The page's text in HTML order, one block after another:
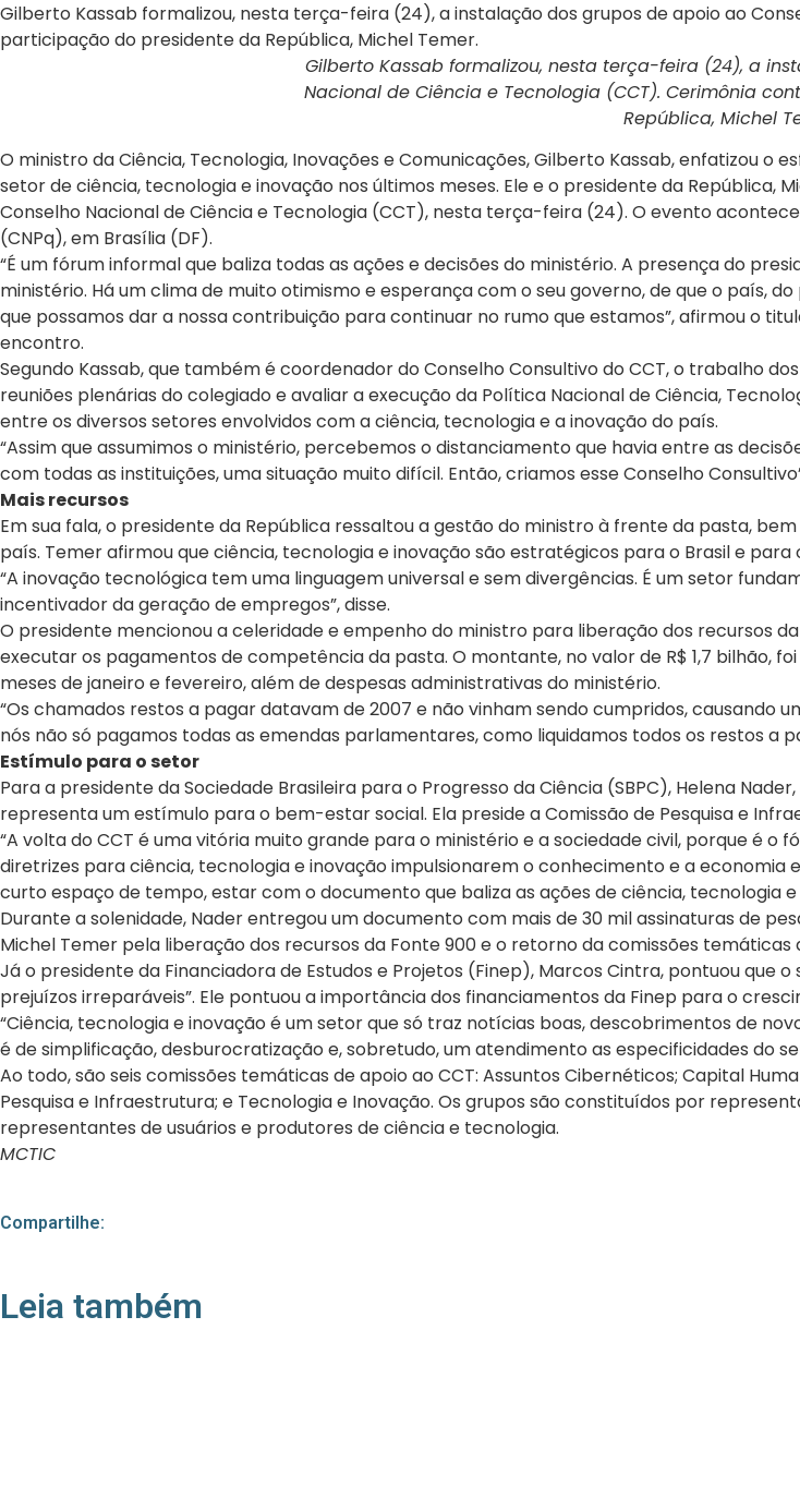
Gilberto Kassab formalizou, nesta terça-feira (24), a instalação dos grupos de apoio ao
participação do presidente da República, Michel Temer.
Gilberto Kassab formalizou, nesta terça-feira (24), a
Nacional de Ciência e Tecnologia (CCT). Cerimônia
República, Michel
O ministro da Ciência, Tecnologia, Inovações e Comunicações, Gilberto Kassab, enfatizou
setor de ciência, tecnologia e inovação nos últimos meses. Ele e o presidente da
Conselho Nacional de Ciência e Tecnologia (CCT), nesta terça-feira (24). O evento
(CNPq), em Brasília (DF).
“É um fórum informal que baliza todas as ações e decisões do ministério. A presença do
ministério. Há um clima de muito otimismo e esperança com o seu governo, de que o país,
que possamos dar a nossa contribuição para continuar no rumo que estamos”, afirmou o
encontro.
Segundo Kassab, que também é coordenador do Conselho Consultivo do CCT, o trabalho
reuniões plenárias do colegiado e avaliar a execução da Política Nacional de Ciência,
entre os diversos setores envolvidos com a ciência, tecnologia e a inovação do país.
“Assim que assumimos o ministério, percebemos o distanciamento que havia entre as
com todas as instituições, uma situação muito difícil. Então, criamos esse Conselho
Mais recursos
Em sua fala, o presidente da República ressaltou a gestão do ministro à frente da pasta,
país. Temer afirmou que ciência, tecnologia e inovação são estratégicos para o Brasil e para
“A inovação tecnológica tem uma linguagem universal e sem divergências. É um setor
incentivador da geração de empregos”, disse.
O presidente mencionou a celeridade e empenho do ministro para liberação dos recursos
executar os pagamentos de competência da pasta. O montante, no valor de R$ 1,7 bilhão,
meses de janeiro e fevereiro, além de despesas administrativas do ministério.
“Os chamados restos a pagar datavam de 2007 e não vinham sendo cumpridos, causando
nós não só pagamos todas as emendas parlamentares, como liquidamos todos os restos a
Estímulo para o setor
Para a presidente da Sociedade Brasileira para o Progresso da Ciência (SBPC), Helena
representa um estímulo para o bem-estar social. Ela preside a Comissão de Pesquisa e
“A volta do CCT é uma vitória muito grande para o ministério e a sociedade civil, porque é
diretrizes para ciência, tecnologia e inovação impulsionarem o conhecimento e a economia
curto espaço de tempo, estar com o documento que baliza as ações de ciência, tecnologia
Durante a solenidade, Nader entregou um documento com mais de 30 mil assinaturas de
Michel Temer pela liberação dos recursos da Fonte 900 e o retorno da comissões temáticas
Já o presidente da Financiadora de Estudos e Projetos (Finep), Marcos Cintra, pontuou
prejuízos irreparáveis”. Ele pontuou a importância dos financiamentos da Finep para o
“Ciência, tecnologia e inovação é um setor que só traz notícias boas, descobrimentos de
é de simplificação, desburocratização e, sobretudo, um atendimento as especificidades do
Ao todo, são seis comissões temáticas de apoio ao CCT: Assuntos Cibernéticos; Capital
Pesquisa e Infraestrutura; e Tecnologia e Inovação. Os grupos são constituídos por
representantes de usuários e produtores de ciência e tecnologia.
MCTIC
Compartilhe:
Leia também